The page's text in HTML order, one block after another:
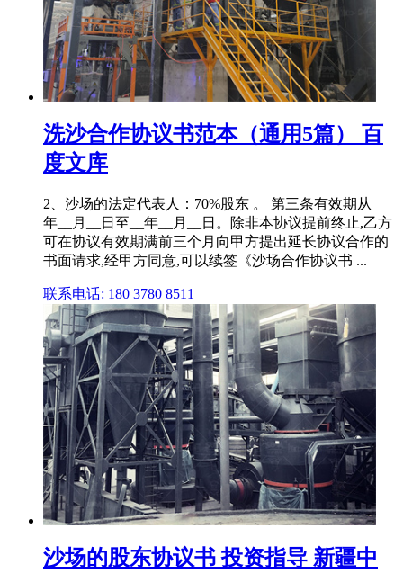
洗沙合作协议书范本（通用5篇） 百
度文库
2、沙场的法定代表人：70%股东 。 第三条有效期从__
年__月__日至__年__月__日。除非本协议提前终止,乙方
可在协议有效期满前三个月向甲方提出延长协议合作的
书面请求,经甲方同意,可以续签《沙场合作协议书 ...
联系电话: 180 3780 8511
沙场的股东协议书 投资指导 新疆中